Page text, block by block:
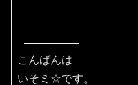
こんばんは
いそミ☆です。